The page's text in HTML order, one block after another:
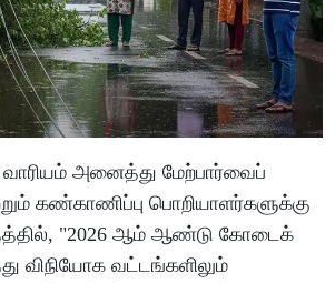
வாரியம் அனைத்து மேற்பார்வைப்
கண்காணிப்பு பொறியாளர்களுக்கு
"2026 ஆம் ஆண்டு கோடைக்
விநியோக வட்டங்களிலும்